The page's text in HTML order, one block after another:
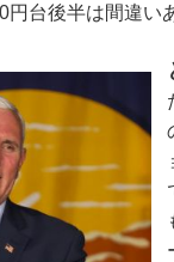
台後半は間違い